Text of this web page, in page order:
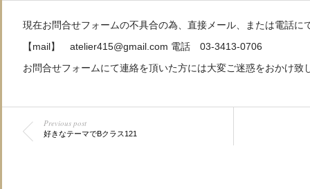
現在お問合せフォームの不具合の為、直接メール、または電話に
【mail】 atelier415@gmail.com 電話 03-3413-0706
お問合せフォームにて連絡を頂いた方には大変ご迷惑をおかけ致
Previous post
好きなテーマでBクラス121